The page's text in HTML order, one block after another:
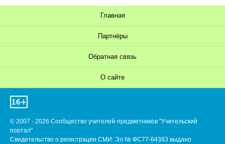
Главная
Партнёры
Обратная связь
О сайте
© 2007 - 2026 Сообщество учителей-предметников "Учительский
портал"
Свидетельство о регистрации СМИ: Эл № ФС77-64383 выдано